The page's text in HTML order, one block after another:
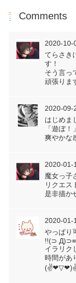
Comments
2020-
てらさき
す！
そう言っ
頑張りま
2020-
はじめま
「遊ぼ！
爽やかな
2020-
魔女っ子
リクエス
是非描か
2020-
やっぱり
!!(⊃ Д)⊃≡
イラリク
時間があ